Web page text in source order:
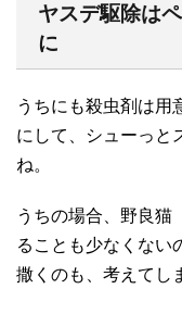
ヤスデ駆除は
に
うちにも殺虫剤は用
にして、シューっと
ね。
うちの場合、野良猫
ることも少なくない
撒くのも、考えてし